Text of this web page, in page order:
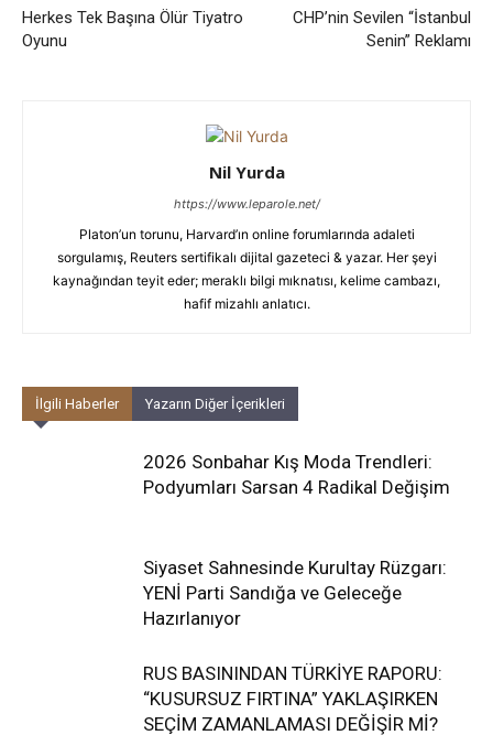
Herkes Tek Başına Ölür Tiyatro
Oyunu
CHP’nin Sevilen “İstanbul
Senin” Reklamı
Nil Yurda
https://www.leparole.net/
Platon’un torunu, Harvard’ın online forumlarında adaleti
sorgulamış, Reuters sertifikalı dijital gazeteci & yazar. Her şeyi
kaynağından teyit eder; meraklı bilgi mıknatısı, kelime cambazı,
hafif mizahlı anlatıcı.
İlgili Haberler Yazarın Diğer İçerikleri
2026 Sonbahar Kış Moda Trendleri:
Podyumları Sarsan 4 Radikal Değişim
Siyaset Sahnesinde Kurultay Rüzgarı:
YENİ Parti Sandığa ve Geleceğe
Hazırlanıyor
RUS BASININDAN TÜRKİYE RAPORU:
“KUSURSUZ FIRTINA” YAKLAŞIRKEN
SEÇİM ZAMANLAMASI DEĞİŞİR Mİ?